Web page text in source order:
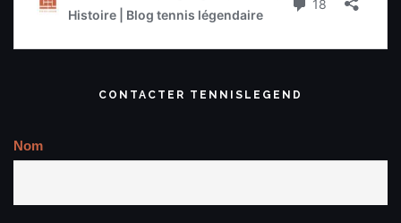
CONTACTER TENNISLEGEND
Nom